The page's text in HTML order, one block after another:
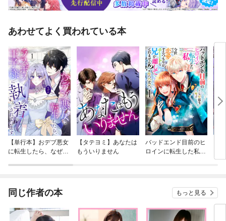
あわせてよく買われている本
【単行本】おデブ悪女
に転生したら、なぜか
【タテヨミ】あなたは
もういりません
バッドエンド目前のヒ
ロインに転生した私、
同じ作者の本 もっと見る